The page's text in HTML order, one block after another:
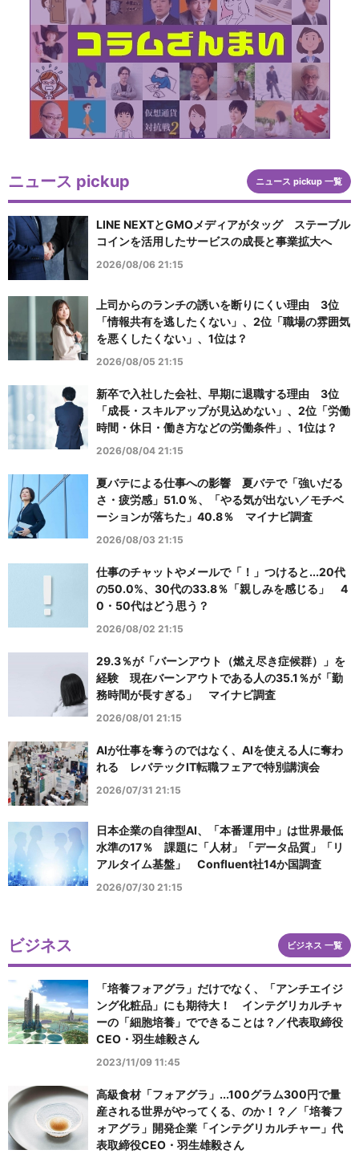
ニュース pickup ニュース pickup 一覧
LINE NEXTとGMOメディアがタッグ ステーブル
コインを活用したサービスの成長と事業拡大へ
2026/08/06 21:15
上司からのランチの誘いを断りにくい理由 3位
「情報共有を逃したくない」、2位「職場の雰囲気
を悪くしたくない」、1位は？
2026/08/05 21:15
新卒で入社した会社、早期に退職する理由 3位
「成長・スキルアップが見込めない」、2位「労働
時間・休日・働き方などの労働条件」、1位は？
2026/08/04 21:15
夏バテによる仕事への影響 夏バテで「強いだる
さ・疲労感」51.0％、「やる気が出ない／モチベ
ーションが落ちた」40.8％ マイナビ調査
2026/08/03 21:15
仕事のチャットやメールで「！」つけると...20代
の50.0%、30代の33.8％「親しみを感じる」 4
0・50代はどう思う？
2026/08/02 21:15
29.3％が「バーンアウト（燃え尽き症候群）」を
経験 現在バーンアウトである人の35.1％が「勤
務時間が長すぎる」 マイナビ調査
2026/08/01 21:15
AIが仕事を奪うのではなく、AIを使える人に奪わ
れる レバテックIT転職フェアで特別講演会
2026/07/31 21:15
日本企業の自律型AI、「本番運用中」は世界最低
水準の17％ 課題に「人材」「データ品質」「リ
アルタイム基盤」 Confluent社14か国調査
2026/07/30 21:15
ビジネス ビジネス 一覧
「培養フォアグラ」だけでなく、「アンチエイジ
ング化粧品」にも期待大！ インテグリカルチャ
ーの「細胞培養」でできることは？／代表取締役
CEO・羽生雄毅さん
2023/11/09 11:45
高級食材「フォアグラ」...100グラム300円で量
産される世界がやってくる、のか！？／「培養フ
ォアグラ」開発企業「インテグリカルチャー」代
表取締役CEO・羽生雄毅さん